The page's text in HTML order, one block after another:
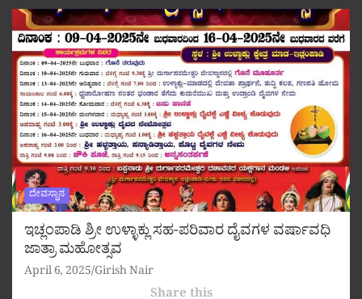
ದೇವಸ್ಥಾನ
ಇಚ್ಲಂಪಾಡಿ ಶ್ರೀ ಉಳ್ಳಾಕ್ಲು ಸಹ-ಪರಿವಾರ ದೈವಗಳ ವರ್ಷಾವಧಿ
ಜಾತ್ರಾ ಮಹೋತ್ಸವ
April 6, 2025 Girish Nair